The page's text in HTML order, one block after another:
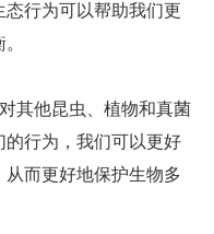
行为可以帮助我们更
其他昆虫、植物和真菌
行为，我们可以更好
而更好地保护生物多